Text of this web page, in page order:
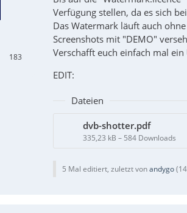
183
Verfügung stellen, da es sich
Das Watermark läuft auch
Screenshots mit "DEMO"
Verschafft euch einfach mal
EDIT:
Dateien
dvb-shotter.pdf
335,23 kB – 584 Downloads
5 Mal editiert, zuletzt vonandygo(